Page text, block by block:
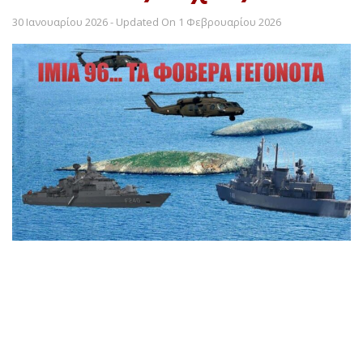
30 Ιανουαρίου 2026 - Updated On 1 Φεβρουαρίου 2026